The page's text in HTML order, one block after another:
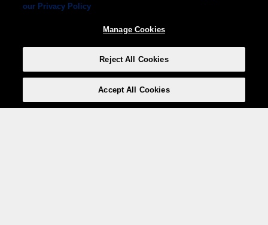
our Privacy Policy
Manage Cookies
Reject All Cookies
Accept All Cookies